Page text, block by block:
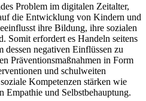
Problem im digitalen Zeitalter,
die Entwicklung von Kindern und
ihre Bildung, ihre sozialen
Somit erfordert es Handeln seitens
negativen Einflüssen zu
Präventionsmaßnahmen in Form
und schulweiten
Kompetenzen stärken wie
Empathie und Selbstbehauptung.